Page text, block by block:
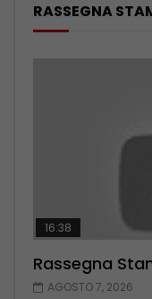
RASSEGNA
16:38
Rassegna
AGOSTO 7, 2026
17:38
Rassegna
AGOSTO 6, 2026